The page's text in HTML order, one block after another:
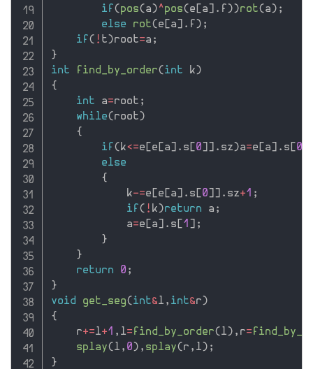
if (pos(a) ^pos(e [a] . f ))rot(a) ;
else
rot(e [a] . f ) ;
if ( ! t)root=a ;
}
int
find_by_order(int k)
{
int a=root ;
while(root)
{
if (k<=e [e [a] . s [0] ] . sz)a=e [a] . s [0
else
{
            k
-=e [e [a] . s [0] ] . sz+1 ;
if ( ! k)return a ;
            a
=e [a] . s [1 ] ;
}
}
return
0 ;
}
void
get_seg(int&l , int&r)
{
    r
+=l+1 , l= find_by_order(l) , r=
splay(l , 0) , splay(r , l) ;
}